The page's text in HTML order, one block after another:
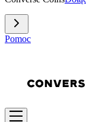
Pomoc